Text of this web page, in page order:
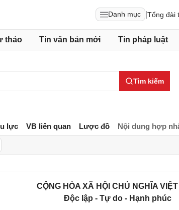
Danh mục Tổng đài
thảo Tin văn bản mới Tin pháp luật
Tìm kiếm
lực VB liên quan Lược đồ Nội dung hợp
CỘNG HÒA XÃ HỘI CHỦ NGHĨA
Độc lập - Tự do - Hạnh phúc